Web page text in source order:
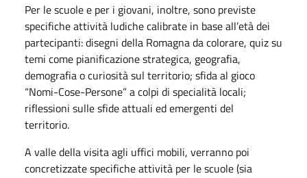
Per le scuole e per i giovani, inoltre, sono previste
specifiche attività ludiche calibrate in base all’età dei
partecipanti: disegni della Romagna da colorare, quiz su
temi come pianificazione strategica, geografia,
demografia o curiosità sul territorio; sfida al gioco
“Nomi-Cose-Persone” a colpi di specialità locali;
riflessioni sulle sfide attuali ed emergenti del
territorio.
A valle della visita agli uffici mobili, verranno poi
concretizzate specifiche attività per le scuole (sia